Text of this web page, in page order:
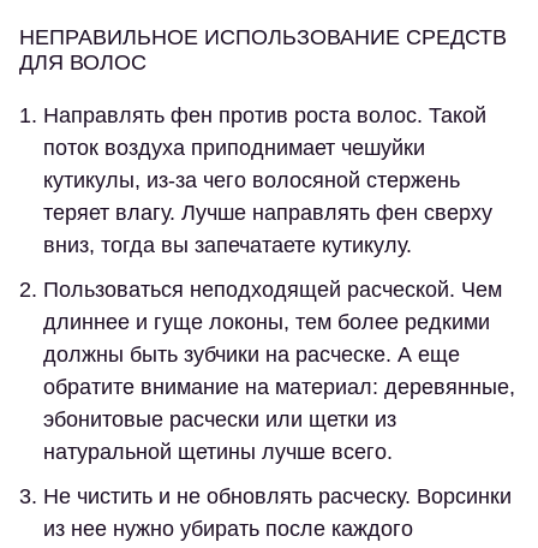
НЕПРАВИЛЬНОЕ ИСПОЛЬЗОВАНИЕ СРЕДСТВ
ДЛЯ ВОЛОС
Направлять фен против роста волос. Такой
поток воздуха приподнимает чешуйки
кутикулы, из-за чего волосяной стержень
теряет влагу. Лучше направлять фен сверху
вниз, тогда вы запечатаете кутикулу.
Пользоваться неподходящей расческой. Чем
длиннее и гуще локоны, тем более редкими
должны быть зубчики на расческе. А еще
обратите внимание на материал: деревянные,
эбонитовые расчески или щетки из
натуральной щетины лучше всего.
Не чистить и не обновлять расческу. Ворсинки
из нее нужно убирать после каждого